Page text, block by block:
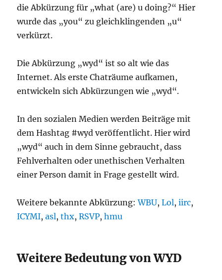
die Abkürzung für „what (are) u doing?“ Hier
wurde das „you“ zu gleichklingenden „u“
verkürzt.
Die Abkürzung „wyd“ ist so alt wie das
Internet. Als erste Chaträume aufkamen,
entwickeln sich Abkürzungen wie „wyd“.
In den sozialen Medien werden Beiträge mit
dem Hashtag #wyd veröffentlicht. Hier wird
„wyd“ auch in dem Sinne gebraucht, dass
Fehlverhalten oder unethischen Verhalten
einer Person damit in Frage gestellt wird.
Weitere bekannte Abkürzung:WBU,Lol,iirc,
ICYMI,asl,thx,RSVP,hmu
Weitere Bedeutung von WYD